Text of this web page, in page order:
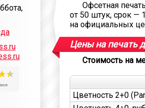
Офсетная
от 50 штук, срок —
на официальных
Цены на печать
Стоимость на
Цветность 2+0